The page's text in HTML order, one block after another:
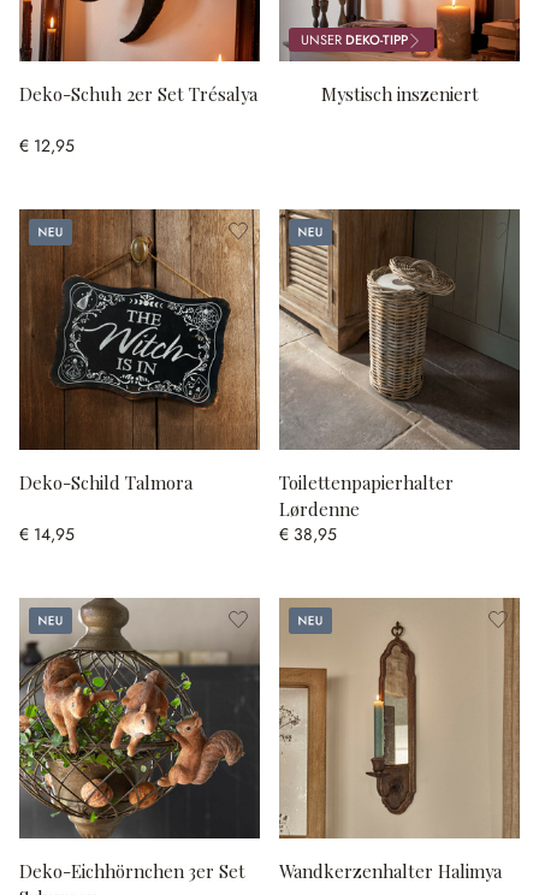
Deko-Schuh 2er Set Trésalya
€ 12,95
UNSERDEKO-TIPP
Mystisch inszeniert
Neu
Deko-Schild Talmora
€ 14,95
Neu
Toilettenpapierhalter
Lørdenne
€ 38,95
Neu
Deko-Eichhörnchen 3er Set
Neu
Wandkerzenhalter Halimya